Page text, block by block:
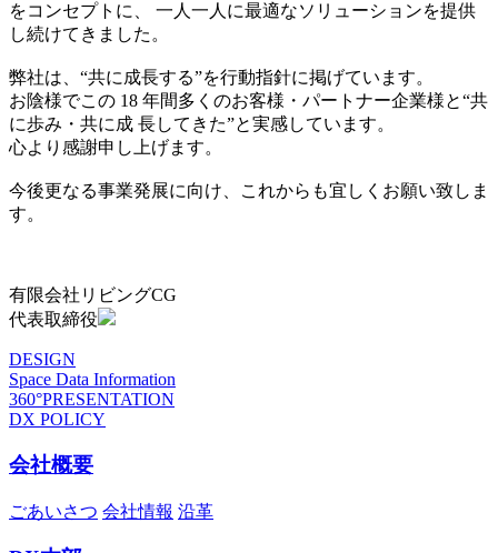
をコンセプトに、 一人一人に最適なソリューションを提供
し続けてきました。
弊社は、“共に成長する”を行動指針に掲げています。
お陰様でこの 18 年間多くのお客様・パートナー企業様と“共
に歩み・共に成 長してきた”と実感しています。
心より感謝申し上げます。
今後更なる事業発展に向け、これからも宜しくお願い致しま
す。
有限会社リビングCG
代表取締役
DESIGN
Space Data Information
360°PRESENTATION
DX POLICY
会社概要
ごあいさつ 会社情報 沿革